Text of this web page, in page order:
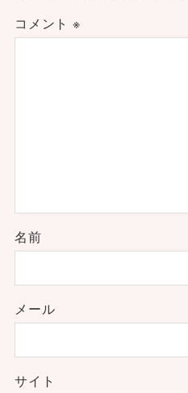
コメント ※
名前
メール
サイト